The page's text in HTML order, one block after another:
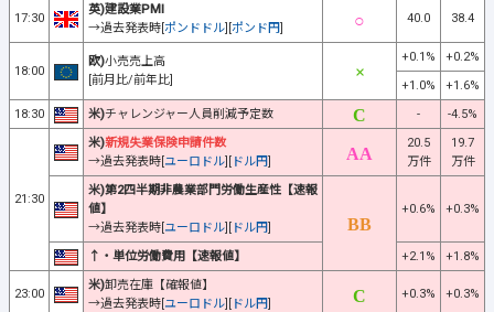
17:30
英)建設業PMI
→過去発表時[ポンドドル][ポンド円]
40.0 38.4
18:00
欧)小売売上高
[前月比/前年比]
+0.1%
+0.2%
+1.0%
+1.6%
18:30
米)チャレンジャー人員削減予定数 - -4.5%
21:30
米)新規失業保険申請件数
→過去発表時[ユーロドル][ ドル円]
20.5
万件
19.7
万件
米)第2四半期非農業部門労働生産性【速報
値】
→過去発表時[ユーロドル][ ドル円]
+0.6% +0.3%
↑・単位労働費用【速報値】 +2.1% +1.8%
23:00
米)卸売在庫【確報値】
→過去発表時[ユーロドル][ ドル円]
+0.3% +0.3%